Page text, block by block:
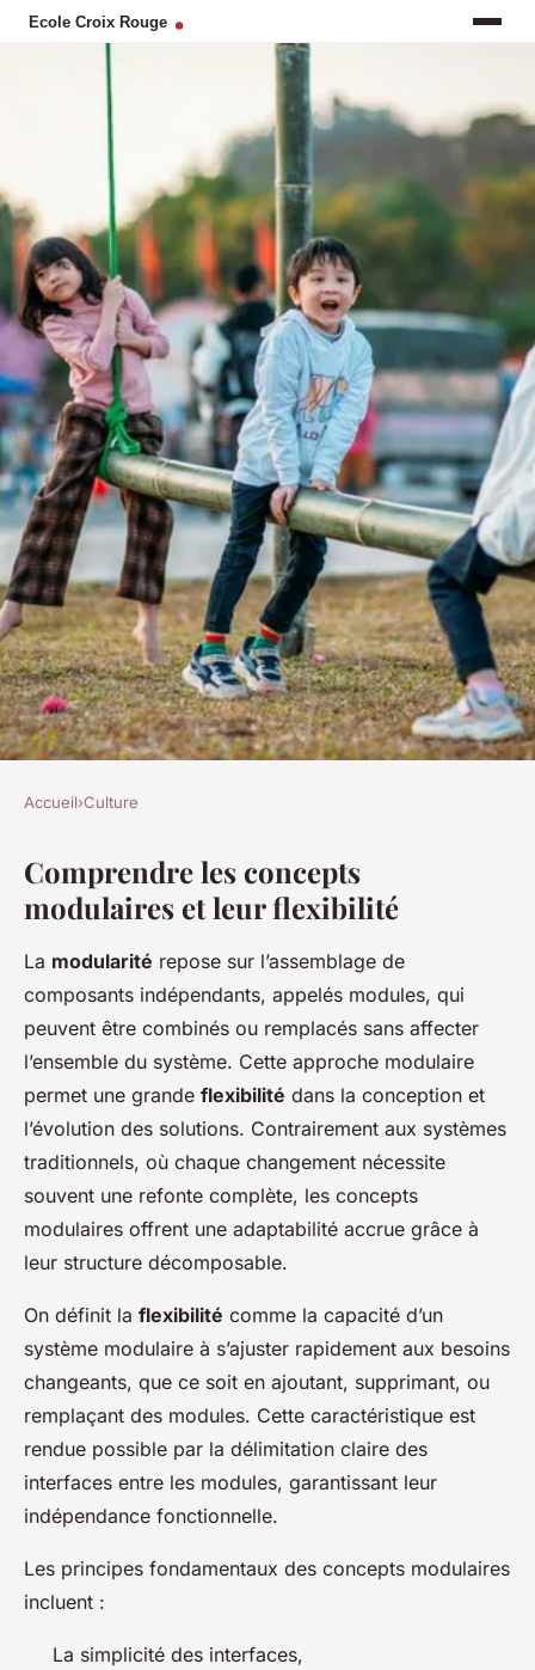
Modular Concepts : La
Maîtrise de la Flexibilité
Élevée
Mila •11 septembre 2025 • 2 min de lecture
Accueil›Culture
Comprendre les concepts
modulaires et leur flexibilité
La modularité repose sur l’assemblage de
composants indépendants, appelés modules, qui
peuvent être combinés ou remplacés sans affecter
l’ensemble du système. Cette approche modulaire
permet une grande flexibilité dans la conception et
l’évolution des solutions. Contrairement aux systèmes
traditionnels, où chaque changement nécessite
souvent une refonte complète, les concepts
modulaires offrent une adaptabilité accrue grâce à
leur structure décomposable.
On définit la flexibilité comme la capacité d’un
système modulaire à s’ajuster rapidement aux besoins
changeants, que ce soit en ajoutant, supprimant, ou
remplaçant des modules. Cette caractéristique est
rendue possible par la délimitation claire des
interfaces entre les modules, garantissant leur
indépendance fonctionnelle.
Les principes fondamentaux des concepts modulaires
incluent :
La simplicité des interfaces,